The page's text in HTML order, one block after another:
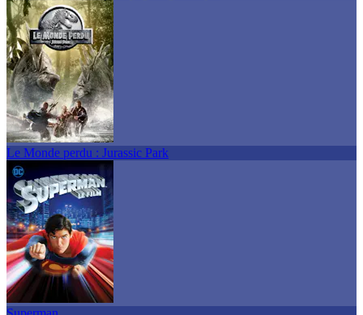
Le Monde perdu : Jurassic Park